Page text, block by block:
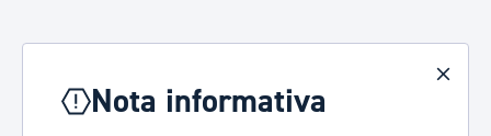
Nota informativa